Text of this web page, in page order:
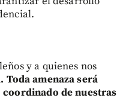
y a quienes nos
Toda amenaza será
de nuestras